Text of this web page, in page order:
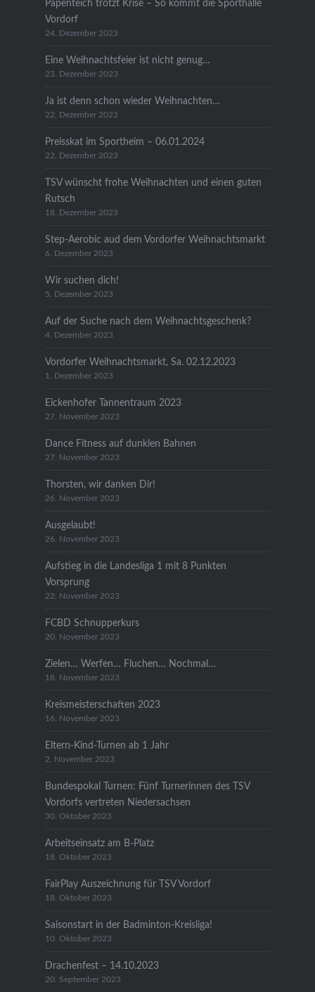
Papenteich trotzt Krise – So kommt die Sporthalle
Vordorf
24. Dezember 2023
Eine Weihnachtsfeier ist nicht genug…
23. Dezember 2023
Ja ist denn schon wieder Weihnachten…
22. Dezember 2023
Preisskat im Sportheim – 06.01.2024
22. Dezember 2023
TSV wünscht frohe Weihnachten und einen guten
Rutsch
18. Dezember 2023
Step-Aerobic aud dem Vordorfer Weihnachtsmarkt
6. Dezember 2023
Wir suchen dich!
5. Dezember 2023
Auf der Suche nach dem Weihnachtsgeschenk?
4. Dezember 2023
Vordorfer Weihnachtsmarkt, Sa. 02.12.2023
1. Dezember 2023
Eickenhofer Tannentraum 2023
27. November 2023
Dance Fitness auf dunklen Bahnen
27. November 2023
Thorsten, wir danken Dir!
26. November 2023
Ausgelaubt!
26. November 2023
Aufstieg in die Landesliga 1 mit 8 Punkten
Vorsprung
22. November 2023
FCBD Schnupperkurs
20. November 2023
Zielen… Werfen… Fluchen… Nochmal…
18. November 2023
Kreismeisterschaften 2023
16. November 2023
Eltern-Kind-Turnen ab 1 Jahr
2. November 2023
Bundespokal Turnen: Fünf Turnerinnen des TSV
Vordorfs vertreten Niedersachsen
30. Oktober 2023
Arbeitseinsatz am B-Platz
18. Oktober 2023
FairPlay Auszeichnung für TSV Vordorf
18. Oktober 2023
Saisonstart in der Badminton-Kreisliga!
10. Oktober 2023
Drachenfest – 14.10.2023
20. September 2023